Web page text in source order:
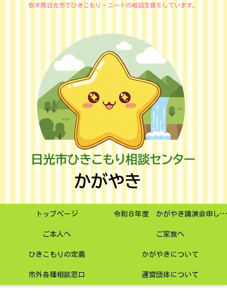
栃木県日光市でひきこもり・ニートの相談支援をしています。
トップページ 令和８年度 かがやき講演会申し込みフォーム
ご本人へ ご家族へ
ひきこもりの定義 かがやきについて
市外各種相談窓口 運営団体について